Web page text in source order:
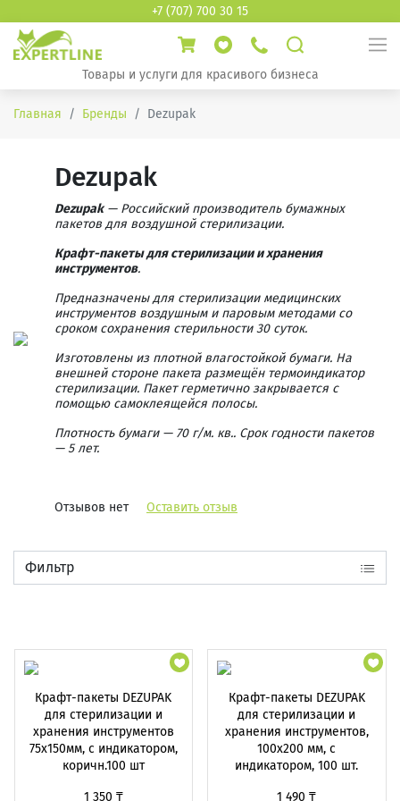
+7 (707) 700 30 15
Товары и услуги для красивого бизнеса
Главная Бренды Dezupak
Dezupak
Dezupak— Российский производитель бумажных
пакетов для воздушной стерилизации.
Крафт-пакеты для стерилизации и хранения
инструментов.
Предназначены для стерилизации медицинских
инструментов воздушным и паровым методами со
сроком сохранения стерильности 30 суток.
Изготовлены из плотной влагостойкой бумаги. На
внешней стороне пакета размещён термоиндикатор
стерилизации. Пакет герметично закрывается с
помощью самоклеящейся полосы.
Плотность бумаги — 70 г/м. кв.. Срок годности пакетов
— 5 лет.
Отзывов нет Оставить отзыв
Фильтр
Крафт-пакеты DEZUPAK
для стерилизации и
хранения инструментов
75х150мм, с индикатором,
коричн.100 шт
1 350 ₸
Крафт-пакеты DEZUPAK
для стерилизации и
хранения инструментов,
100х200 мм, с
индикатором, 100 шт.
1 490 ₸